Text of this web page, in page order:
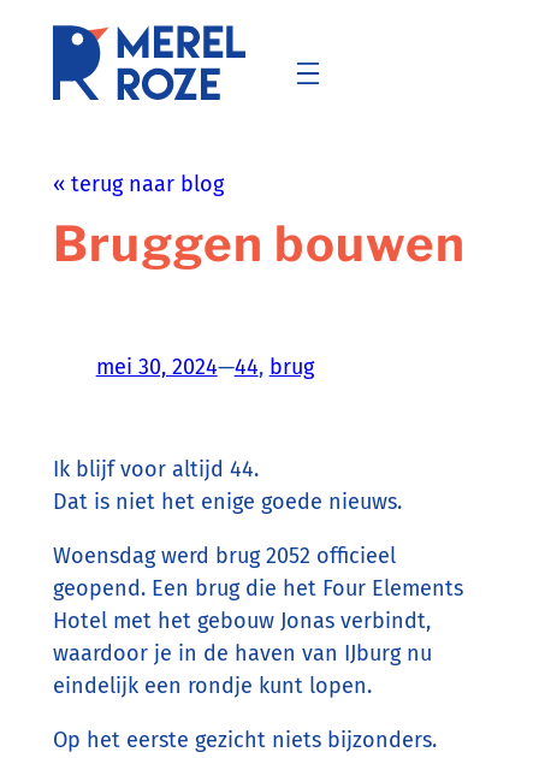
« terug naar blog
Bruggen bouwen
mei 30, 2024—44, brug
Ik blijf voor altijd 44.
Dat is niet het enige goede nieuws.
Woensdag werd brug 2052 officieel
geopend. Een brug die het Four Elements
Hotel met het gebouw Jonas verbindt,
waardoor je in de haven van IJburg nu
eindelijk een rondje kunt lopen.
Op het eerste gezicht niets bijzonders.